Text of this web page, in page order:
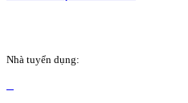
Nhà tuyển dụng: